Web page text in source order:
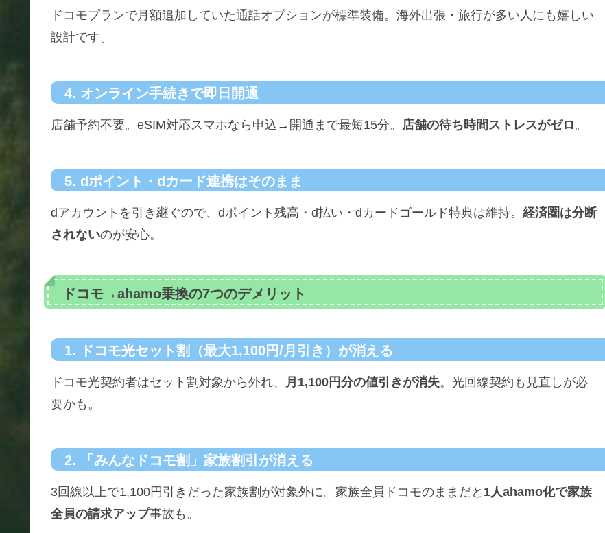
ドコモプランで月額追加していた通話オプションが標準装備。海外出張・旅行が多い人にも嬉しい
設計です。
4. オンライン手続きで即日開通
店舗予約不要。eSIM対応スマホなら申込→開通まで最短15分。 店舗の待ち時間ストレスがゼロ。
5. dポイント・dカード連携はそのまま
dアカウントを引き継ぐので、dポイント残高・d払い・dカードゴールド特典は維持。 経済圏は分断
されないのが安心。
ドコモ→ahamo乗換の7つのデメリット
1. ドコモ光セット割（最大1,100円/月引き）が消える
ドコモ光契約者はセット割対象から外れ、 月1,100円分の値引きが消失。光回線契約も見直しが必
要かも。
2. 「みんなドコモ割」家族割引が消える
3回線以上で1,100円引きだった家族割が対象外に。家族全員ドコモのままだと 1人ahamo化で家族
全員の請求アップ事故も。